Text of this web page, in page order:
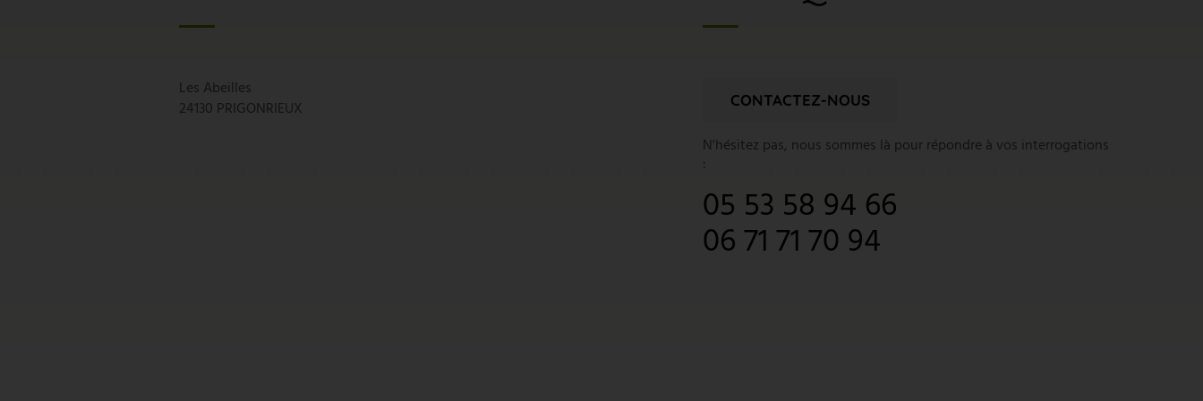
CONTACTEZ-NOUS
N'hésitez pas, nous sommes là pour répondre à vos interrogations
:
05 53 58 94 66
06 71 71 70 94
Les Abeilles
24130 PRIGONRIEUX